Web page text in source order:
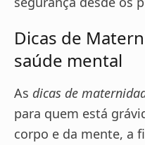
Dicas de
saúde mental
As dicas de
para quem está
corpo e da mente, a